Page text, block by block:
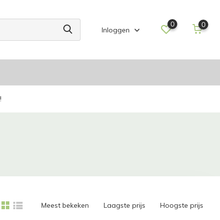
Inloggen
0 0
Meest bekeken Laagste prijs Hoogste prijs